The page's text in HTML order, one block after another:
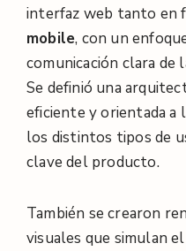
interfaz web tanto en
mobile, con un
comunicación clara de
Se definió una
eficiente y orientada a
los distintos tipos de
clave del producto.
También se crearon
visuales que simulan